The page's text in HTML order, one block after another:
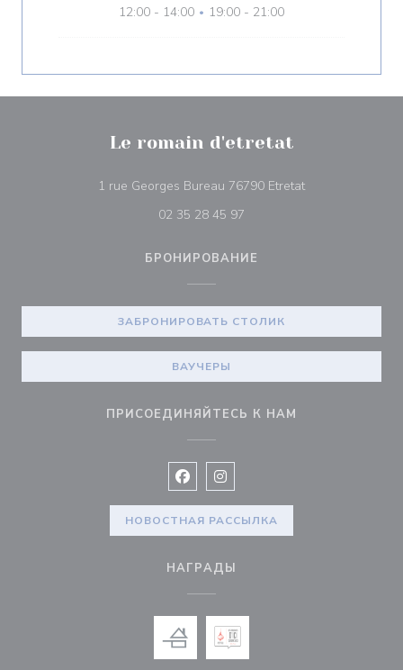
12:00 - 14:00 • 19:00 - 21:00
Le romain d'etretat
1 rue Georges Bureau 76790 Etretat((открывается
02 35 28 45 97
БРОНИРОВАНИЕ
ЗАБРОНИРОВАТЬ СТОЛИК
ВАУЧЕРЫ
ПРИСОЕДИНЯЙТЕСЬ К НАМ
Facebook ((открывается в новом
Instagram ((открывается в
НОВОСТНАЯ РАССЫЛКА
НАГРАДЫ